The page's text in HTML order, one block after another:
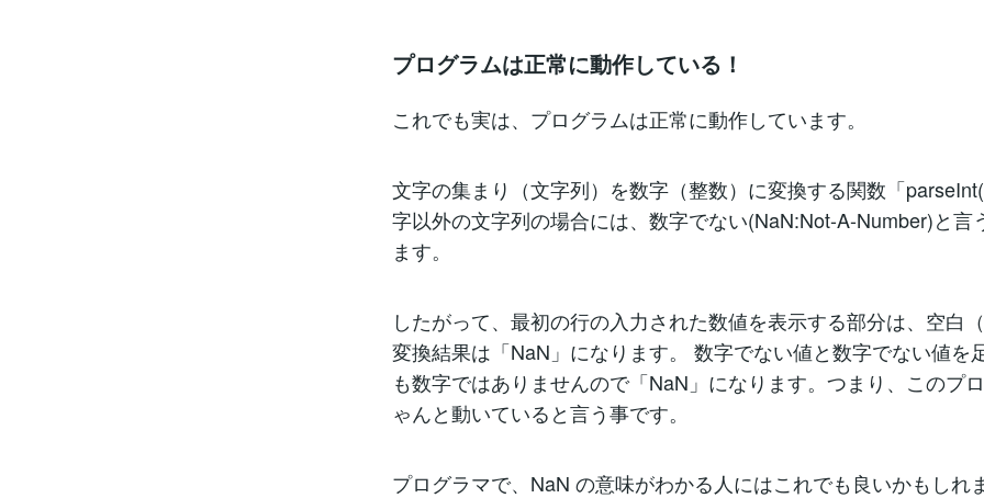
プログラムは正常に動作している！
これでも実は、プログラムは正常に動作しています。
文字の集まり（文字列）を数字（整数）に変換する関数「
字以外の文字列の場合には、数字でない(NaN:Not-A-Number)と言
ます。
したがって、最初の行の入力された数値を表示する部分は、空白
変換結果は「NaN」になります。 数字でない値と数字でない値を
も数字ではありませんので「NaN」になります。つまり、このプ
ゃんと動いていると言う事です。
プログラマで、NaN の意味がわかる人にはこれでも良いかもしれ